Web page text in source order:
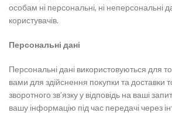
особам ні персональні, ні неперсональні
користувачів.
Персональні дані
Персональні дані використовуються для
вами для здійснення покупки та доставки
зворотного зв’язку у відповідь на ваші
вашу інформацію під час передачі через